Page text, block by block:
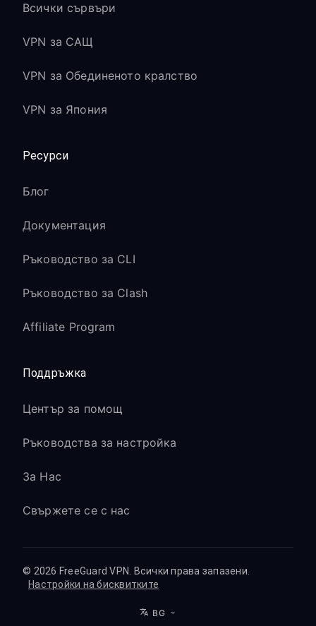
Всички сървъри
VPN за САЩ
VPN за Обединеното кралство
VPN за Япония
Ресурси
Блог
Документация
Ръководство за CLI
Ръководство за Clash
Affiliate Program
Поддръжка
Център за помощ
Ръководства за настройка
За Нас
Свържете се с нас
© 2026 FreeGuard VPN. Всички права запазени.
Настройки на бисквитките
BG